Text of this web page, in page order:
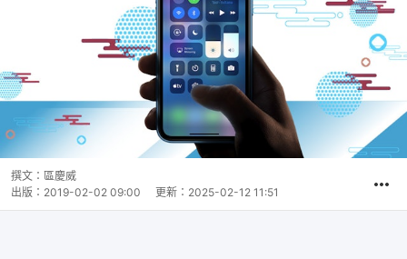
撰文： 區慶威
出版： 2019-02-02 09:00 更新： 2025-02-12 11:51